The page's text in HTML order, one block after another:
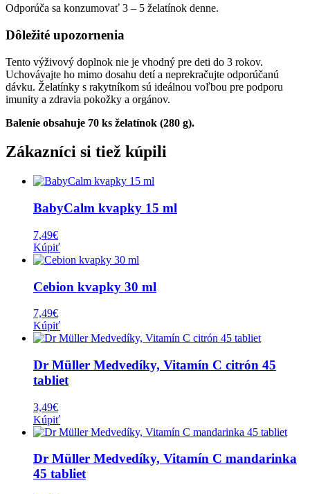
Odporúča sa konzumovať 3 – 5 želatínok denne.
Dôležité upozornenia
Tento výživový doplnok nie je vhodný pre deti do 3 rokov.
Uchovávajte ho mimo dosahu detí a neprekračujte odporúčanú
dávku. Želatínky s rakytníkom sú ideálnou voľbou pre podporu
imunity a zdravia pokožky a orgánov.
Balenie obsahuje 70 ks želatínok (280 g).
Zákazníci si tiež kúpili
BabyCalm kvapky 15 ml
7,49€
Kúpiť
Cebion kvapky 30 ml
7,49€
Kúpiť
Dr Müller Medvedíky, Vitamín C citrón 45
tabliet
3,49€
Kúpiť
Dr Müller Medvedíky, Vitamín C mandarinka
45 tabliet